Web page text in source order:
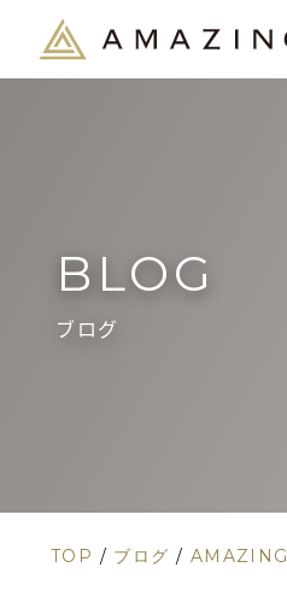
BLOG
ブログ
TOP / ブログ /